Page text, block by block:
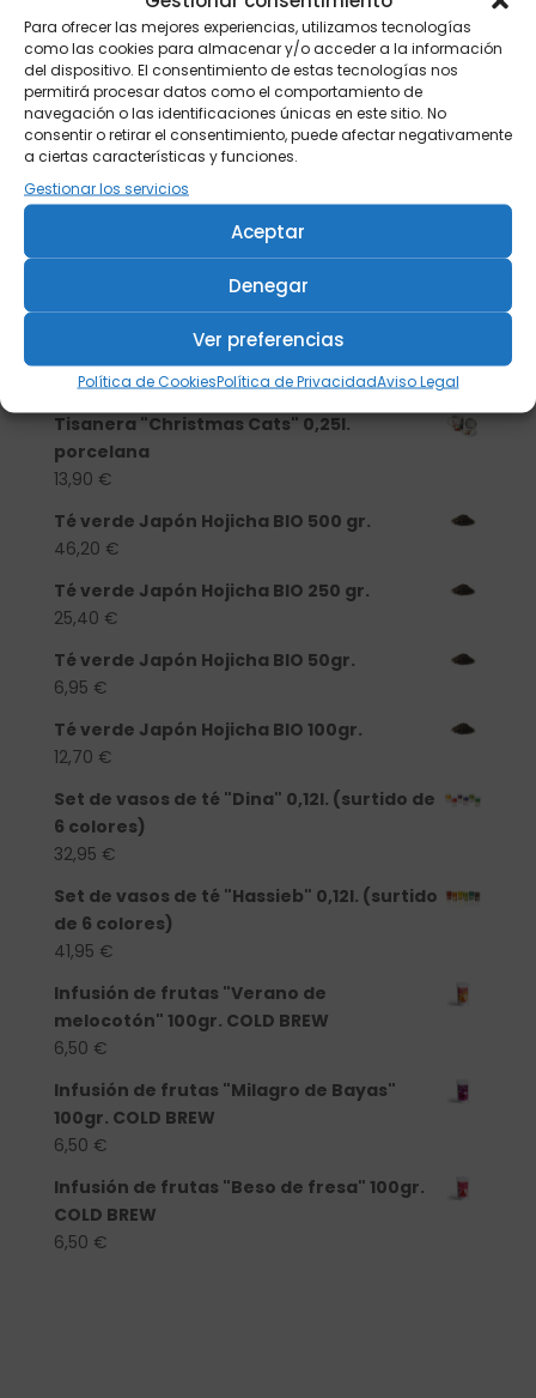
Para ofrecer las mejores experiencias, utilizamos tecnologías
como las cookies para almacenar y/o acceder a la información
del dispositivo. El consentimiento de estas tecnologías nos
permitirá procesar datos como el comportamiento de
navegación o las identificaciones únicas en este sitio. No
consentir o retirar el consentimiento, puede afectar negativamente
a ciertas características y funciones.
Gestionar los servicios
Aceptar
Denegar
Ver preferencias
Política de CookiesPolítica de PrivacidadAviso Legal
Buscar
Productos
Tisanera "Christmas Cats" 0,25l.
porcelana
13,90 €
Té verde Japón Hojicha BIO 500 gr.
46,20 €
Té verde Japón Hojicha BIO 250 gr.
25,40 €
Té verde Japón Hojicha BIO 50gr.
6,95 €
Té verde Japón Hojicha BIO 100gr.
12,70 €
Set de vasos de té "Dina" 0,12l. (surtido de
6 colores)
32,95 €
Set de vasos de té "Hassieb" 0,12l. (surtido
de 6 colores)
41,95 €
Infusión de frutas "Verano de
melocotón" 100gr. COLD BREW
6,50 €
Infusión de frutas "Milagro de Bayas"
100gr. COLD BREW
6,50 €
Infusión de frutas "Beso de fresa" 100gr.
COLD BREW
6,50 €